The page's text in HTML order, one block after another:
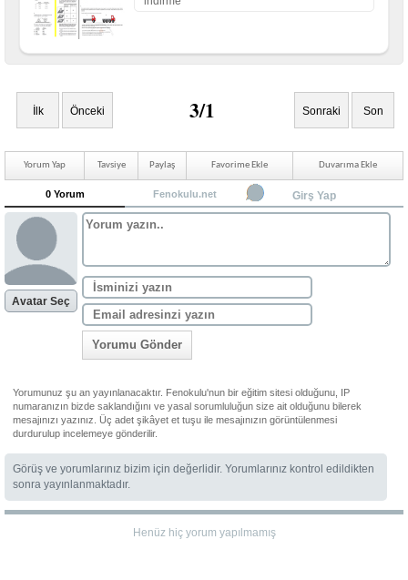
İlk Önceki 3/1 Sonraki Son
Yorum Yap Tavsiye Paylaş Favorime Ekle Duvarıma Ekle
0 Yorum Fenokulu.net Girş Yap
Avatar Seç
Yorumu Gönder
Yorumunuz şu an yayınlanacaktır. Fenokulu'nun bir eğitim sitesi olduğunu, IP
numaranızın bizde saklandığını ve yasal sorumluluğun size ait olduğunu bilerek
mesajınızı yazınız. Üç adet şikâyet et tuşu ile mesajınızın görüntülenmesi
durdurulup incelemeye gönderilir.
Görüş ve yorumlarınız bizim için değerlidir. Yorumlarınız kontrol edildikten
sonra yayınlanmaktadır.
Henüz hiç yorum yapılmamış